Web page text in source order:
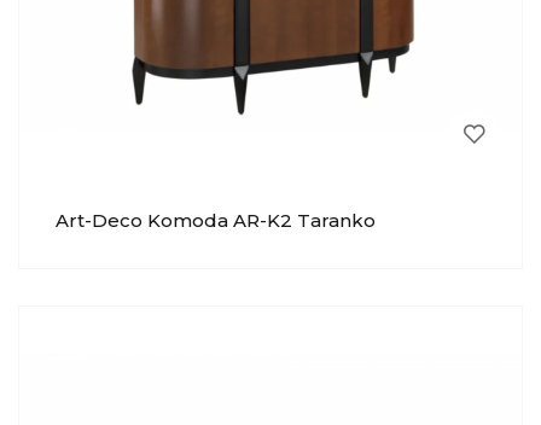
Art-Deco Komoda AR-K2 Taranko